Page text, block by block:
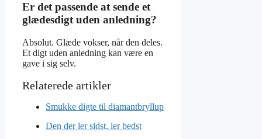
Er det passende at sende et
glædesdigt uden anledning?
Absolut. Glæde vokser, når den deles.
Et digt uden anledning kan være en
gave i sig selv.
Smukke digte til diamantbryllup
Den der ler sidst, ler bedst